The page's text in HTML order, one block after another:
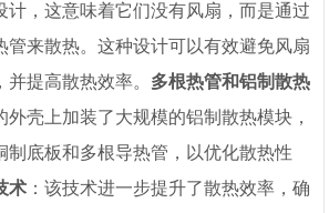
计，这意味着它们没有风扇，而是通过
管来散热。这种设计可以有效避免风扇
提高散热效率。 多根热管和铝制散热
外壳上加装了大规模的铝制散热模块，
制底板和多根导热管，以优化散热性
术 ：该技术进一步提升了散热效率，确